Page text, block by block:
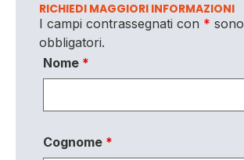
RICHIEDI MAGGIORI INFORMAZIONI
I campi contrassegnati con * sono
obbligatori.
Nome *
Cognome *